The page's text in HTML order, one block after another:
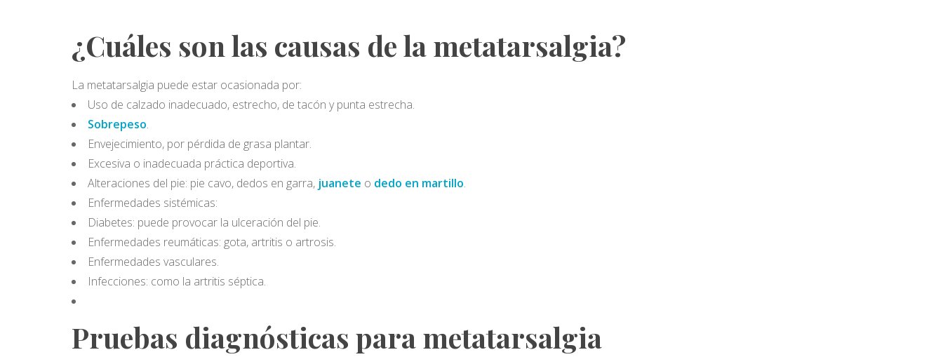
¿Cuáles son las causas de la metatarsalgia?
La metatarsalgia puede estar ocasionada por:
Uso de calzado inadecuado, estrecho, de tacón y punta estrecha.
Sobrepeso.
Envejecimiento, por pérdida de grasa plantar.
Excesiva o inadecuada práctica deportiva.
Alteraciones del pie: pie cavo, dedos en garra, juanete o dedo en martillo.
Enfermedades sistémicas:
Diabetes: puede provocar la ulceración del pie.
Enfermedades reumáticas: gota, artritis o artrosis.
Enfermedades vasculares.
Infecciones: como la artritis séptica.
Pruebas diagnósticas para metatarsalgia